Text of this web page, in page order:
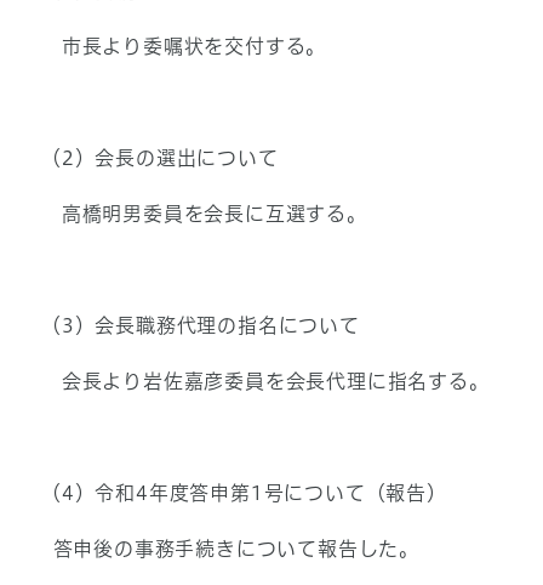
市長より委嘱状を交付する。
（2）会長の選出について
高橋明男委員を会長に互選する。
（3）会長職務代理の指名について
会長より岩佐嘉彦委員を会長代理に指名する。
（4）令和4年度答申第1号について（報告）
答申後の事務手続きについて報告した。